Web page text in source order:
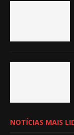
NOTÍCIAS MAIS